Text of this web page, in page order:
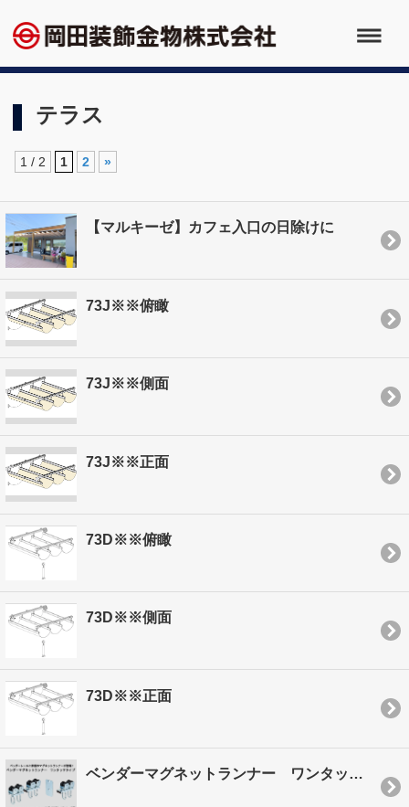
テラス
1 / 2 1 2 »
【マルキーゼ】カフェ入口の日除けに
73J※※俯瞰
73J※※側面
73J※※正面
73D※※俯瞰
73D※※側面
73D※※正面
ベンダーマグネットランナー ワンタッチタイプ